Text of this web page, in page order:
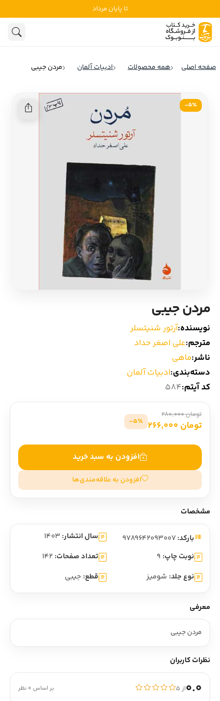
تا پایان مرداد
ادبیات
تاریخ و سیاست
ادبیات انگلیس
ادبیات فرانسه
ادبیات ایتالیا
ادبیات روسیه
ادبیات آمریکای لاتین
ادبیات آلمان
ادبیات ترکیه
ادبیات آسیا
سایر کشورهای اروپا
داستان کوتاه
شعر و متون کهن
صفحه اصلی همه محصولات ادبیات آلمان مردن جیبی
5٪-
مردن جیبی
نویسنده:آرتور شنیتسلر
مترجم:علی اصغر حداد
ناشر:ماهی
دسته‌بندی:ادبیات آلمان
کد آیتم:584
تومان 280,000
تومان 266,000 5٪-
افزودن به سبد خرید
افزودن به علاقه‌مندی‌ها
مشخصات
بارکد:9789642093007 سال انتشار: 1403
نوبت چاپ: 9 تعداد صفحات: 142
نوع جلد: شومیز قطع: جیبی
معرفی
مردن جیبی
نظرات کاربران
0.0از ۵ بر اساس 0 نظر